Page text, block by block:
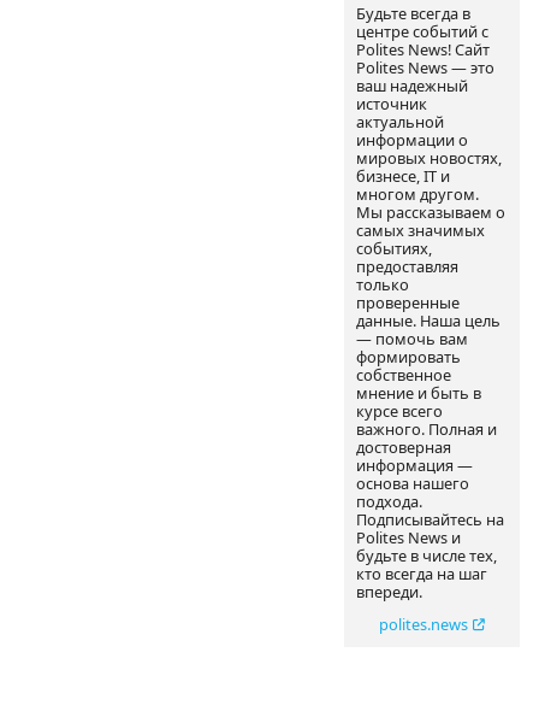
Будьте всегда в
центре событий с
Polites News! Сайт
Polites News — это
ваш надежный
источник
актуальной
информации о
мировых новостях,
бизнесе, IT и
многом другом.
Мы рассказываем о
самых значимых
событиях,
предоставляя
только
проверенные
данные. Наша цель
— помочь вам
формировать
собственное
мнение и быть в
курсе всего
важного. Полная и
достоверная
информация —
основа нашего
подхода.
Подписывайтесь на
Polites News и
будьте в числе тех,
кто всегда на шаг
впереди.
polites.news